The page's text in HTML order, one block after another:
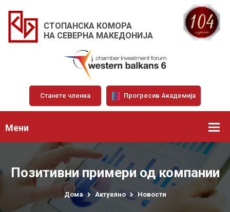
СТОПАНСКА КОМОРА
НА СЕВЕРНА МАКЕДОНИЈА
Станете членка Прогресив Академија
Мени
Позитивни примери од компании
Дома Актуелно Новости